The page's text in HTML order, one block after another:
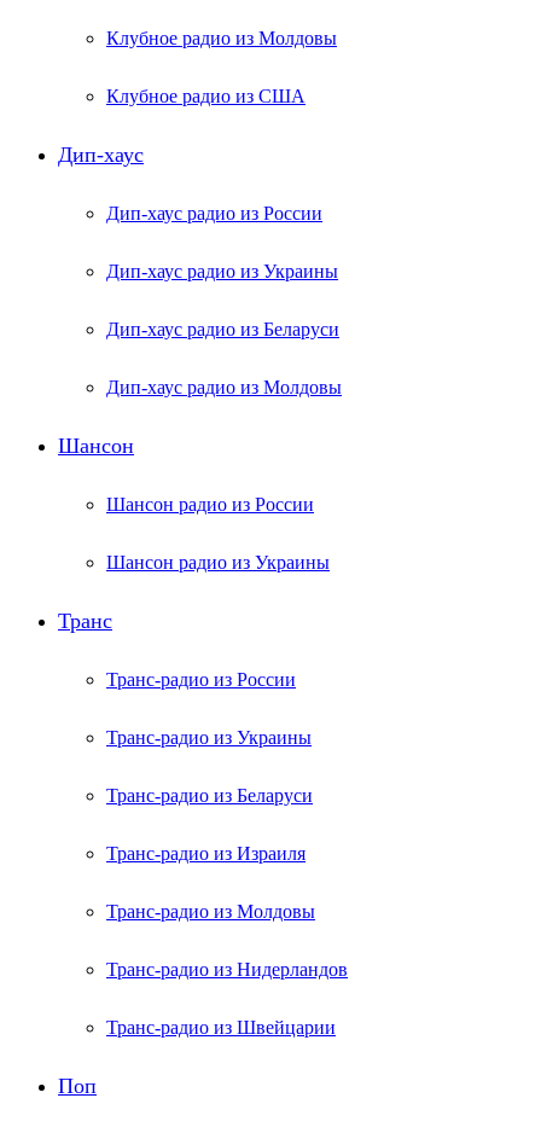
Клубное радио из Молдовы
Клубное радио из США
Дип-хаус
Дип-хаус радио из России
Дип-хаус радио из Украины
Дип-хаус радио из Беларуси
Дип-хаус радио из Молдовы
Шансон
Шансон радио из России
Шансон радио из Украины
Транс
Транс-радио из России
Транс-радио из Украины
Транс-радио из Беларуси
Транс-радио из Израиля
Транс-радио из Молдовы
Транс-радио из Нидерландов
Транс-радио из Швейцарии
Поп